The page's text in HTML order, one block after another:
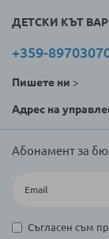
ДЕТСКИ КЪТ
+359-
Пишете ни >
Адрес на
Абонамент за
Съгласен съм